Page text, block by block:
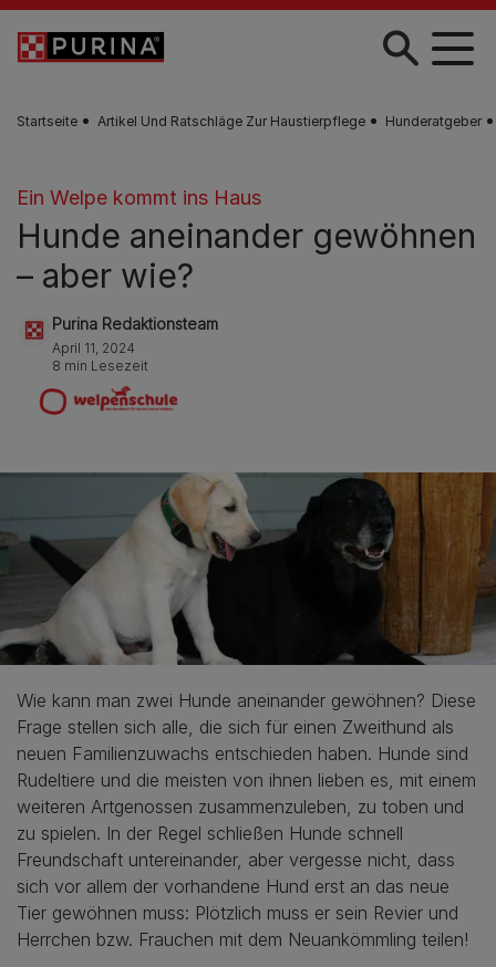
Zum Hauptinhalt springen
Startseite Artikel Und Ratschläge Zur Haustierpflege Hunderatgeber
Ein Welpe kommt ins Haus
Hunde aneinander gewöhnen
– aber wie?
Purina Redaktionsteam
April 11, 2024
8 min Lesezeit
Wie kann man zwei Hunde aneinander gewöhnen? Diese
Frage stellen sich alle, die sich für einen Zweithund als
neuen Familienzuwachs entschieden haben. Hunde sind
Rudeltiere und die meisten von ihnen lieben es, mit einem
weiteren Artgenossen zusammenzuleben, zu toben und
zu spielen. In der Regel schließen Hunde schnell
Freundschaft untereinander, aber vergesse nicht, dass
sich vor allem der vorhandene Hund erst an das neue
Tier gewöhnen muss: Plötzlich muss er sein Revier und
Herrchen bzw. Frauchen mit dem Neuankömmling teilen!